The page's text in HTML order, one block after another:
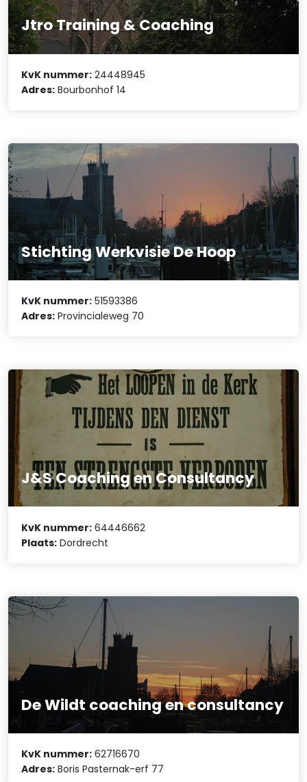
Jtro Training & Coaching
KvK nummer: 24448945
Adres: Bourbonhof 14
Stichting Werkvisie De Hoop
KvK nummer: 51593386
Adres: Provincialeweg 70
J&S Coaching en Consultancy
KvK nummer: 64446662
Plaats: Dordrecht
De Wildt coaching en consultancy
KvK nummer: 62716670
Adres: Boris Pasternak-erf 77